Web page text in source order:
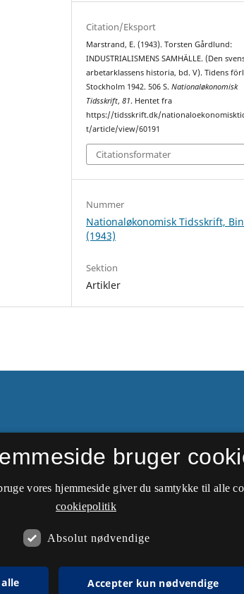
Citation/Eksport
Marstrand, E. (1943). Torsten Gårdlund:
INDUSTRIALISMENS SAMHÄLLE. (Den
arbetarklassens historia, bd. V). Tidens
Stockholm 1942. 506 S.Nationaløkonomisk
Tidsskrift,81. Hentet fra
https://tidsskrift.dk/
t/article/view/60191
Citationsformater
Nummer
Nationaløkonomisk Tidsskrift,
(1943)
Sektion
Artikler
kan
bruger
vores hjemmeside giver du samtykke til alle
cookiepolitik
Absolut nødvendige
Accepter kun nødvendige